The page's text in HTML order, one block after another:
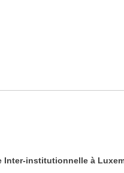
Inter-institutionnelle à